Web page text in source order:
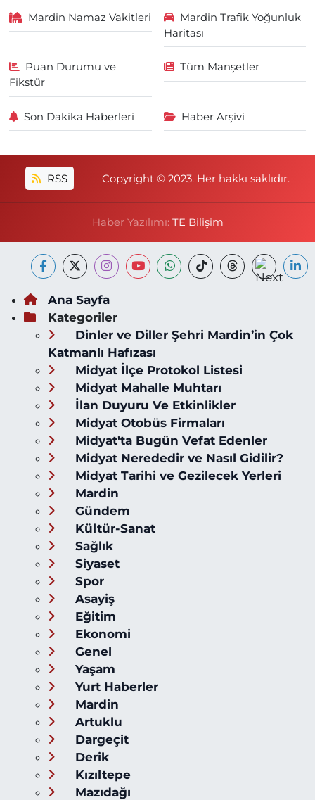
Mardin Namaz Vakitleri
Mardin Trafik Yoğunluk
Haritası
Puan Durumu ve
Fikstür
Tüm Manşetler
Son Dakika Haberleri Haber Arşivi
RSS Copyright © 2023. Her hakkı saklıdır.
Haber Yazılımı: TE Bilişim
Ana Sayfa
Kategoriler
Dinler ve Diller Şehri Mardin’in Çok
Katmanlı Hafızası
Midyat İlçe Protokol Listesi
Midyat Mahalle Muhtarı
İlan Duyuru Ve Etkinlikler
Midyat Otobüs Firmaları
Midyat'ta Bugün Vefat Edenler
Midyat Nerededir ve Nasıl Gidilir?
Midyat Tarihi ve Gezilecek Yerleri
Mardin
Gündem
Kültür-Sanat
Sağlık
Siyaset
Spor
Asayiş
Eğitim
Ekonomi
Genel
Yaşam
Yurt Haberler
Mardin
Artuklu
Dargeçit
Derik
Kızıltepe
Mazıdağı